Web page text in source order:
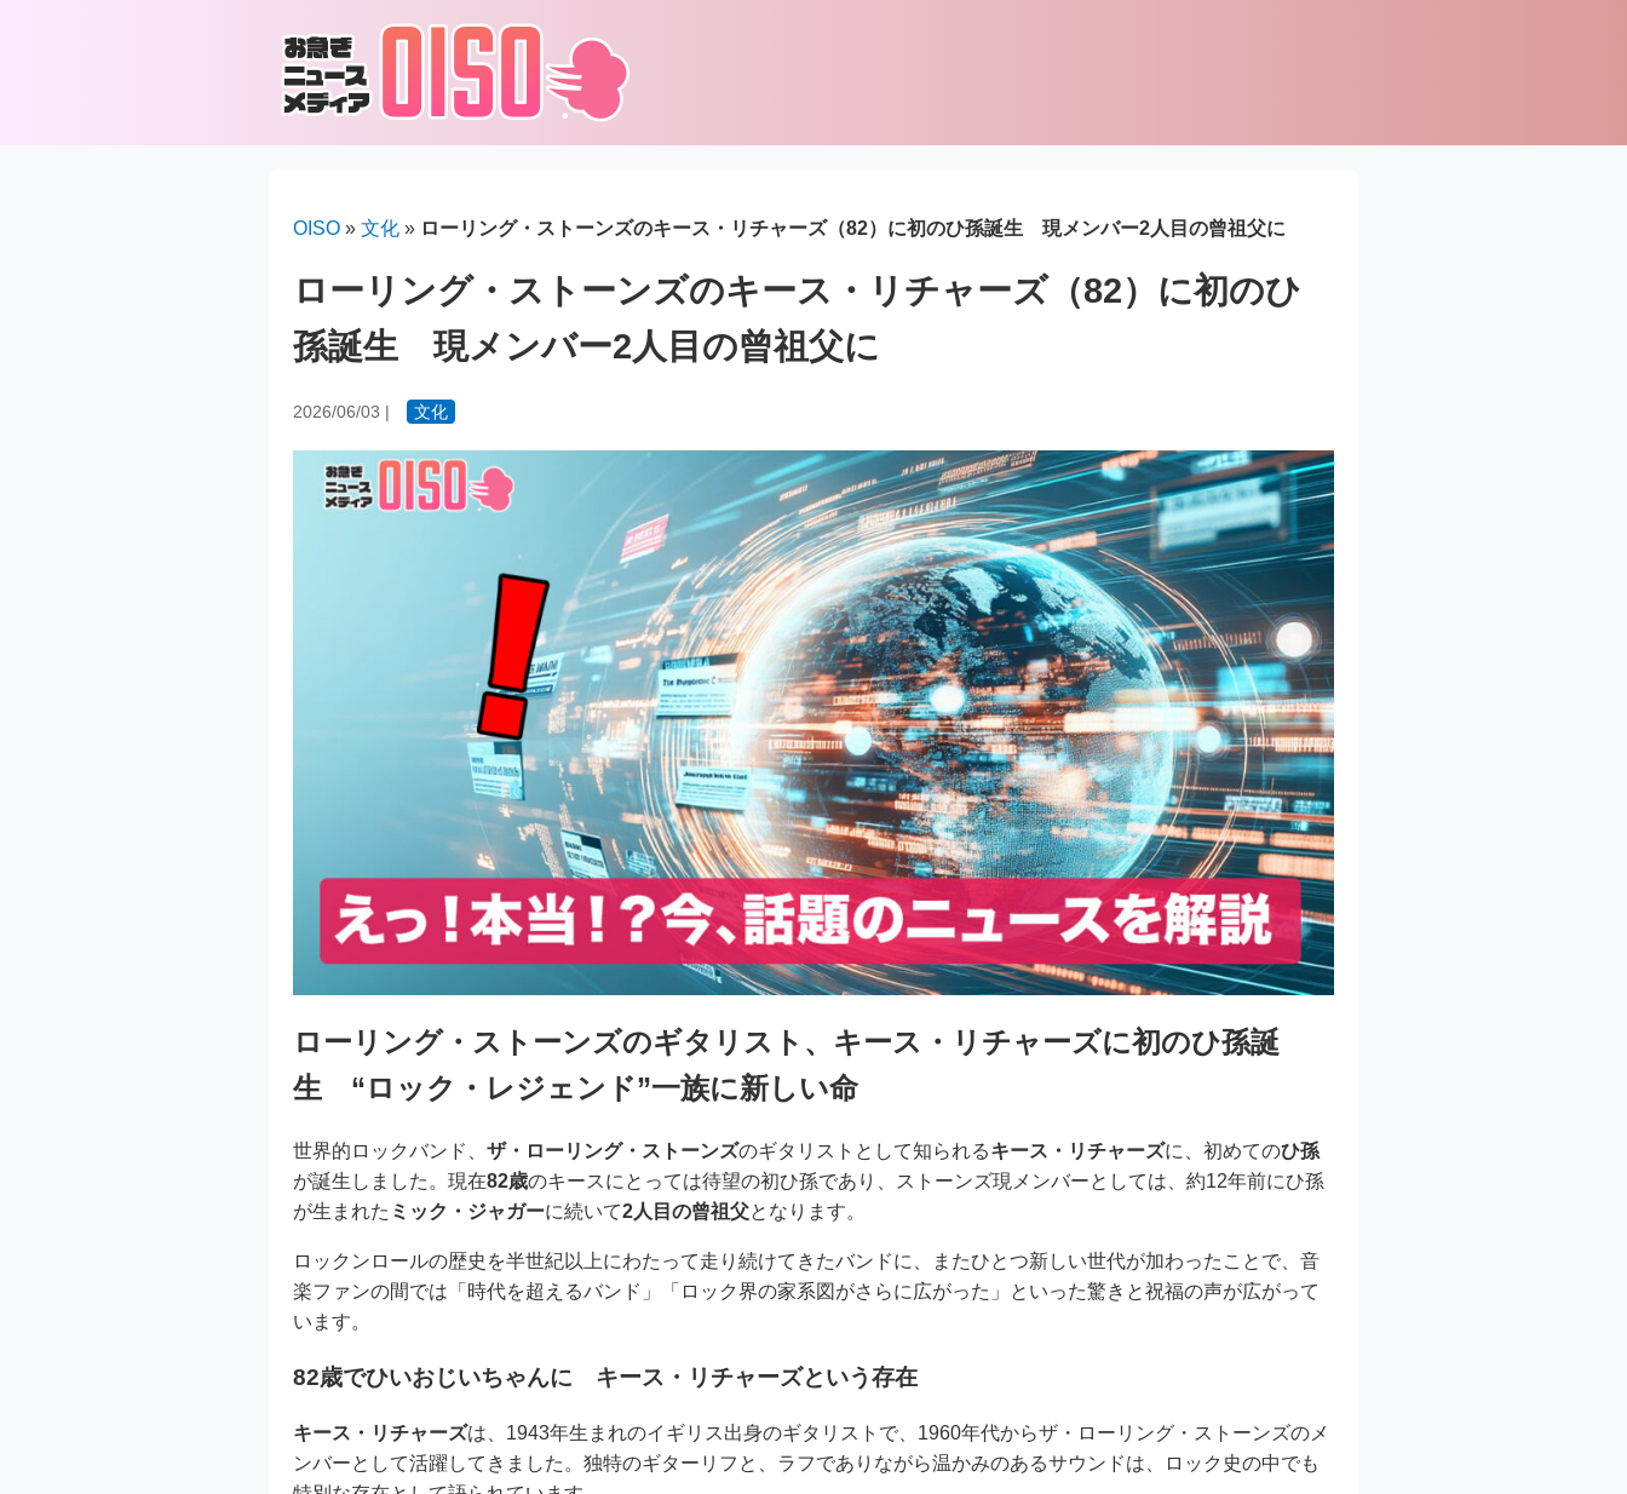
OISO » 文化 » ローリング・ストーンズのキース・リチャーズ（82）に初のひ孫誕生 現メンバー2人目の曾祖父に
ローリング・ストーンズのキース・リチャーズ（82）に初のひ
孫誕生 現メンバー2人目の曾祖父に
2026/06/03 | 文化
ローリング・ストーンズのギタリスト、キース・リチャーズに初のひ孫誕
生 “ロック・レジェンド”一族に新しい命
世界的ロックバンド、 ザ・ローリング・ストーンズのギタリストとして知られるキース・リチャーズに、初めてのひ孫
が誕生しました。現在82歳のキースにとっては待望の初ひ孫であり、ストーンズ現メンバーとしては、約12年前にひ孫
が生まれた ミック・ジャガーに続いて2人目の曾祖父となります。
ロックンロールの歴史を半世紀以上にわたって走り続けてきたバンドに、またひとつ新しい世代が加わったことで、音
楽ファンの間では「時代を超えるバンド」「ロック界の家系図がさらに広がった」といった驚きと祝福の声が広がって
います。
82歳でひいおじいちゃんに キース・リチャーズという存在
キース・リチャーズは、1943年生まれのイギリス出身のギタリストで、1960年代からザ・ローリング・ストーンズのメ
ンバーとして活躍してきました。独特のギターリフと、ラフでありながら温かみのあるサウンドは、ロック史の中でも